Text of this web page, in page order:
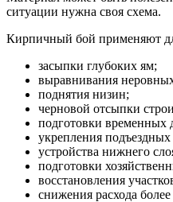
ситуации нужна своя схема.
Кирпичный бой применяют
засыпки глубоких ям;
выравнивания
поднятия низин;
черновой отсыпки
подготовки временных
укрепления подъездных
устройства нижнего
подготовки
восстановления
снижения расхода